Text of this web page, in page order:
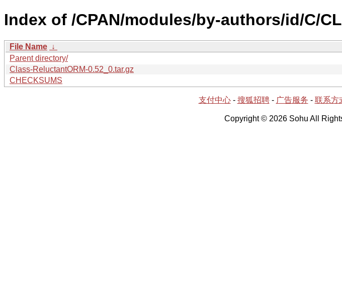
Index of /CPAN/modules/by-authors/id/C/
File Name ↓
Parent directory/
Class-ReluctantORM-0.52_0.tar.gz
CHECKSUMS
支付中心- 搜狐招聘- 广告服务 - 联系方
Copyright © 2026 Sohu All